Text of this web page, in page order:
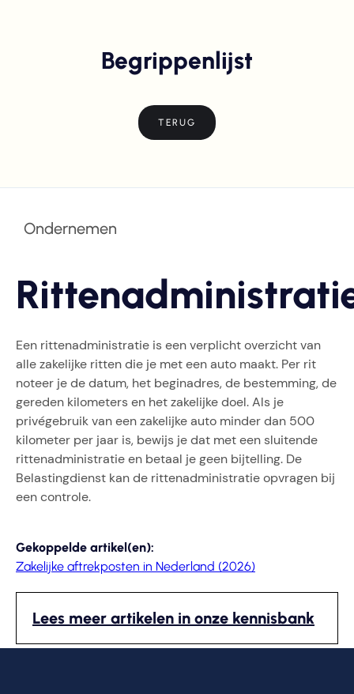
Begrippenlijst
TERUG
Ondernemen
Een rittenadministratie is een verplicht overzicht van
alle zakelijke ritten die je met een auto maakt. Per rit
noteer je de datum, het beginadres, de bestemming, de
gereden kilometers en het zakelijke doel. Als je
privégebruik van een zakelijke auto minder dan 500
kilometer per jaar is, bewijs je dat met een sluitende
rittenadministratie en betaal je geen bijtelling. De
Belastingdienst kan de rittenadministratie opvragen bij
een controle.
Gekoppelde artikel(en):
Zakelijke aftrekposten in Nederland (2026)
Lees meer artikelen in onze kennisbank